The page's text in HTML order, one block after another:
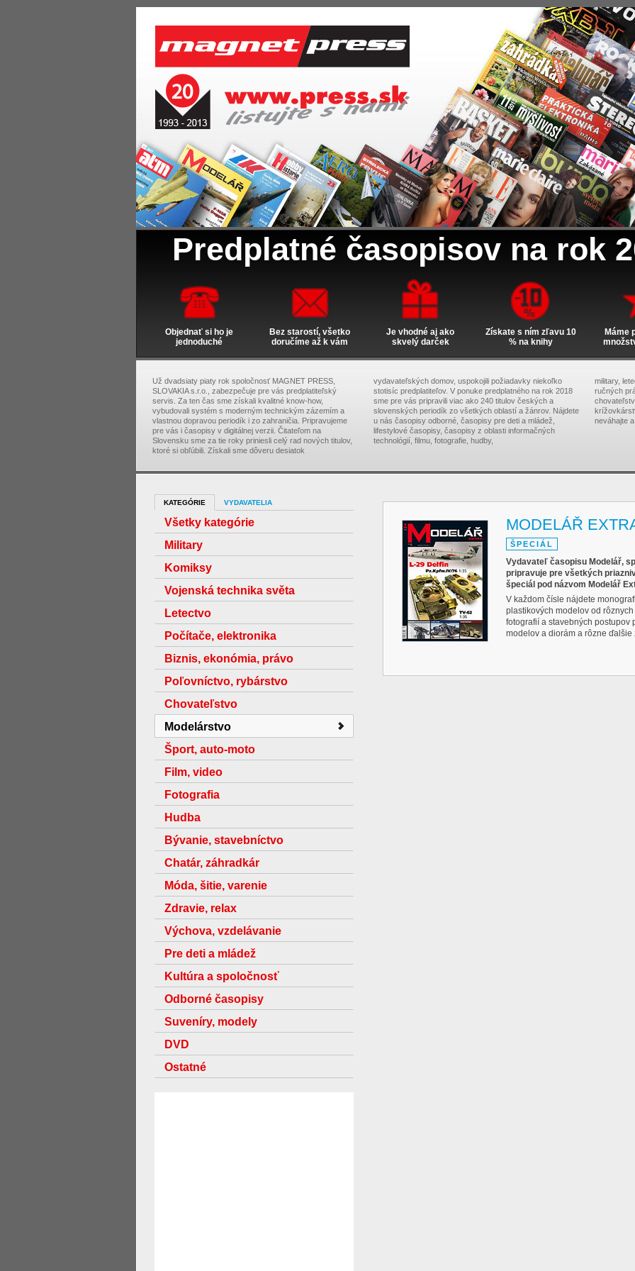
Predplatné časopisov na rok
Objednať si ho je
jednoduché
Bez starostí, všetko
doručíme až k vám
Je vhodné aj ako
skvelý darček
Získate s ním zľavu 10
% na knihy
Máme
Už dvadsiaty piaty rok spoločnosť MAGNET PRESS,
SLOVAKIA s.r.o., zabezpečuje pre vás predplatiteľský
servis. Za ten čas sme získali kvalitné know-how,
vybudovali systém s moderným technickým zázemím a
vlastnou dopravou periodík i zo zahraničia. Pripravujeme
pre vás i časopisy v digitálnej verzii. Čitateľom na
Slovensku sme za tie roky priniesli celý rad nových titulov,
ktoré si obľúbili. Získali sme dôveru desiatok
vydavateľských domov, uspokojili požiadavky niekoľko
stotisíc predplatiteľov. V ponuke predplatného na rok 2018
sme pre vás pripravili viac ako 240 titulov českých a
slovenských periodík zo všetkých oblastí a žánrov. Nájdete
u nás časopisy odborné, časopisy pre deti a mládež,
lifestylové časopisy, časopisy z oblasti informačných
technológií, filmu, fotografie, hudby,
military,
ručných
neváhajte a
KATEGÓRIE VYDAVATELIA
Všetky kategórie
Military
Komiksy
Vojenská technika světa
Letectvo
Počítače, elektronika
Biznis, ekonómia, právo
Poľovníctvo, rybárstvo
Chovateľstvo
Modelárstvo
Šport, auto-moto
Film, video
Fotografia
Hudba
Bývanie, stavebníctvo
Chatár, záhradkár
Móda, šitie, varenie
Zdravie, relax
Výchova, vzdelávanie
Pre deti a mládež
Kultúra a spoločnosť
Odborné časopisy
Suveníry, modely
DVD
Ostatné
MODELÁŘ
ŠPECIÁL
Vydavateľ časopisu Modelář,
pripravuje pre všetkých
špeciál pod názvom Modelář
V každom čísle nájdete
plastikových modelov od
fotografií a stavebných postupov
modelov a diorám a rôzne ďalšie